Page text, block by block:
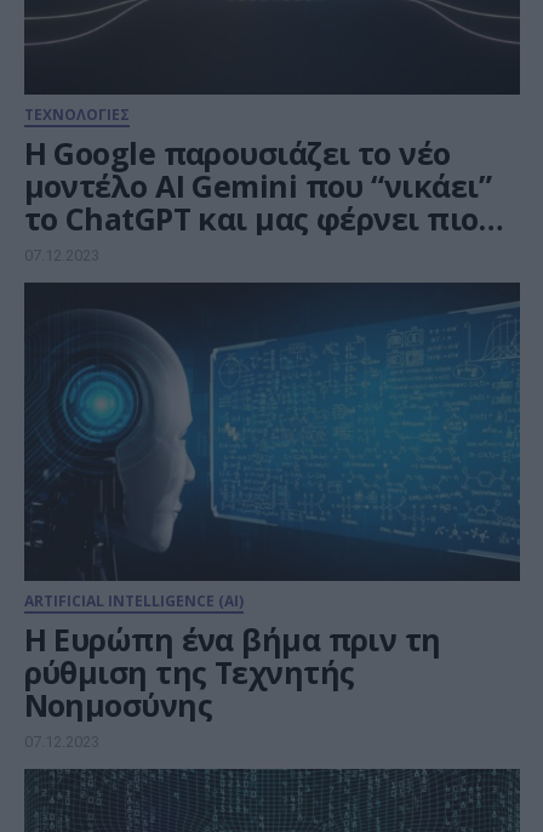
ΤΕΧΝΟΛΟΓΙΕΣ
H Google παρουσιάζει το νέο
μοντέλο AI Gemini που “νικάει”
το ChatGPT και μας φέρνει πιο
κοντά στην AGI
07.12.2023
ARTIFICIAL INTELLIGENCE (AI)
Η Ευρώπη ένα βήμα πριν τη
ρύθμιση της Τεχνητής
Νοημοσύνης
07.12.2023